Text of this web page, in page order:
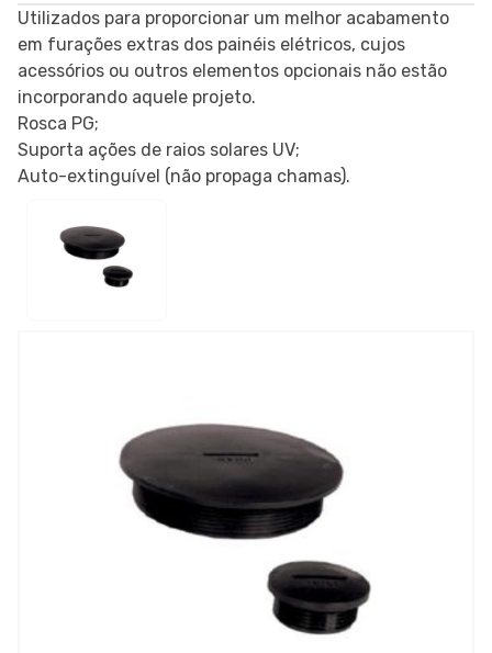
Utilizados para proporcionar um melhor acabamento
em furações extras dos painéis elétricos, cujos
acessórios ou outros elementos opcionais não estão
incorporando aquele projeto.
Rosca PG;
Suporta ações de raios solares UV;
Auto-extinguível (não propaga chamas).